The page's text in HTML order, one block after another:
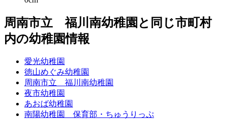
周南市立 福川南幼稚園と同じ市町村
内の幼稚園情報
愛光幼稚園
徳山めぐみ幼稚園
周南市立 福川南幼稚園
夜市幼稚園
あおば幼稚園
南陽幼稚園 保育部・ちゅうりっぷ